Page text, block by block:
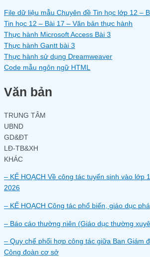
File dữ liệu mẫu Chuyên đề Tin học lớp 12 –
Tin học 12 – Bài 17 – Văn bản thực hành
Thực hành Microsoft Access Bài 3
Thực hành Gantt bài 3
Thực hành sử dụng Dreamweaver
Code mẫu ngôn ngữ HTML
Văn bản
TRUNG TÂM
UBND
GD&ĐT
LĐ-TB&XH
KHÁC
– KẾ HOẠCH Về công tác tuyển sinh vào lớp
2026
– KẾ HOẠCH Công tác phổ biến, giáo dục
– Báo cáo thường niên (Giáo dục thường
– Quy chế phối hợp công tác giữa Ban Giám
Công đoàn cơ sở